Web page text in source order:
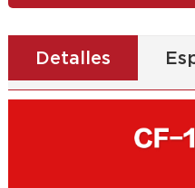
Detalles